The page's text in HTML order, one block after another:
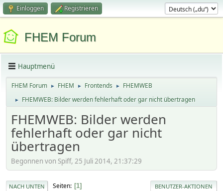
Einloggen Registrieren
FHEM Forum
Hauptmenü
FHEM Forum ► FHEM ► Frontends ► FHEMWEB
► FHEMWEB: Bilder werden fehlerhaft oder gar nicht übertragen
FHEMWEB: Bilder werden
fehlerhaft oder gar nicht
übertragen
Begonnen von Spiff, 25 Juli 2014, 21:37:29
NACH UNTEN Seiten 1 BENUTZER-AKTIONEN